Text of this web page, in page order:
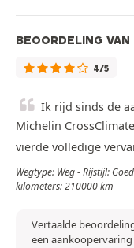
BEOORDELING VAN
4/5
Ik rijd sinds de
Michelin
vierde volledige
Wegtype: Weg - Rijstijl:
kilometers: 210000 km
Vertaalde
een aankoopervaring